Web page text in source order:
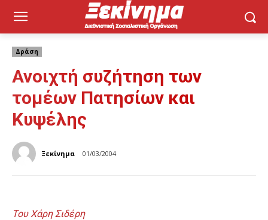
Δράση
Ανοιχτή συζήτηση των
τομέων Πατησίων και
Κυψέλης
Ξεκίνημα 01/03/2004
Του Χάρη Σιδέρη